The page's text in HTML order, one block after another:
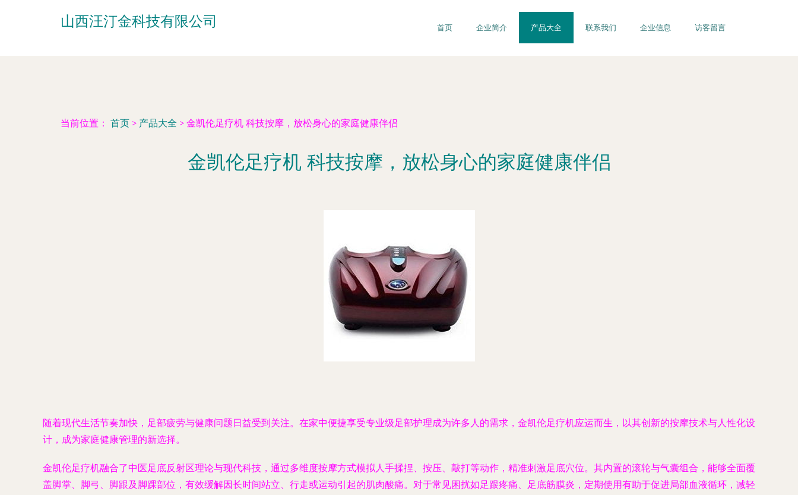
山西汪汀金科技有限公司 首页 企业简介 产品大全 联系我们 企业信息 访客留言
当前位置： 首页 > 产品大全 > 金凯伦足疗机 科技按摩，放松身心的家庭健康伴侣
金凯伦足疗机 科技按摩，放松身心的家庭健康伴侣
随着现代生活节奏加快，足部疲劳与健康问题日益受到关注。在家中便捷享受专业级足部护理成为许多人的需求，金凯伦足疗机应运而生，以其创新的按摩技术与人性化设
计，成为家庭健康管理的新选择。
金凯伦足疗机融合了中医足底反射区理论与现代科技，通过多维度按摩方式模拟人手揉捏、按压、敲打等动作，精准刺激足底穴位。其内置的滚轮与气囊组合，能够全面覆
盖脚掌、脚弓、脚跟及脚踝部位，有效缓解因长时间站立、行走或运动引起的肌肉酸痛。对于常见困扰如足跟疼痛、足底筋膜炎，定期使用有助于促进局部血液循环，减轻